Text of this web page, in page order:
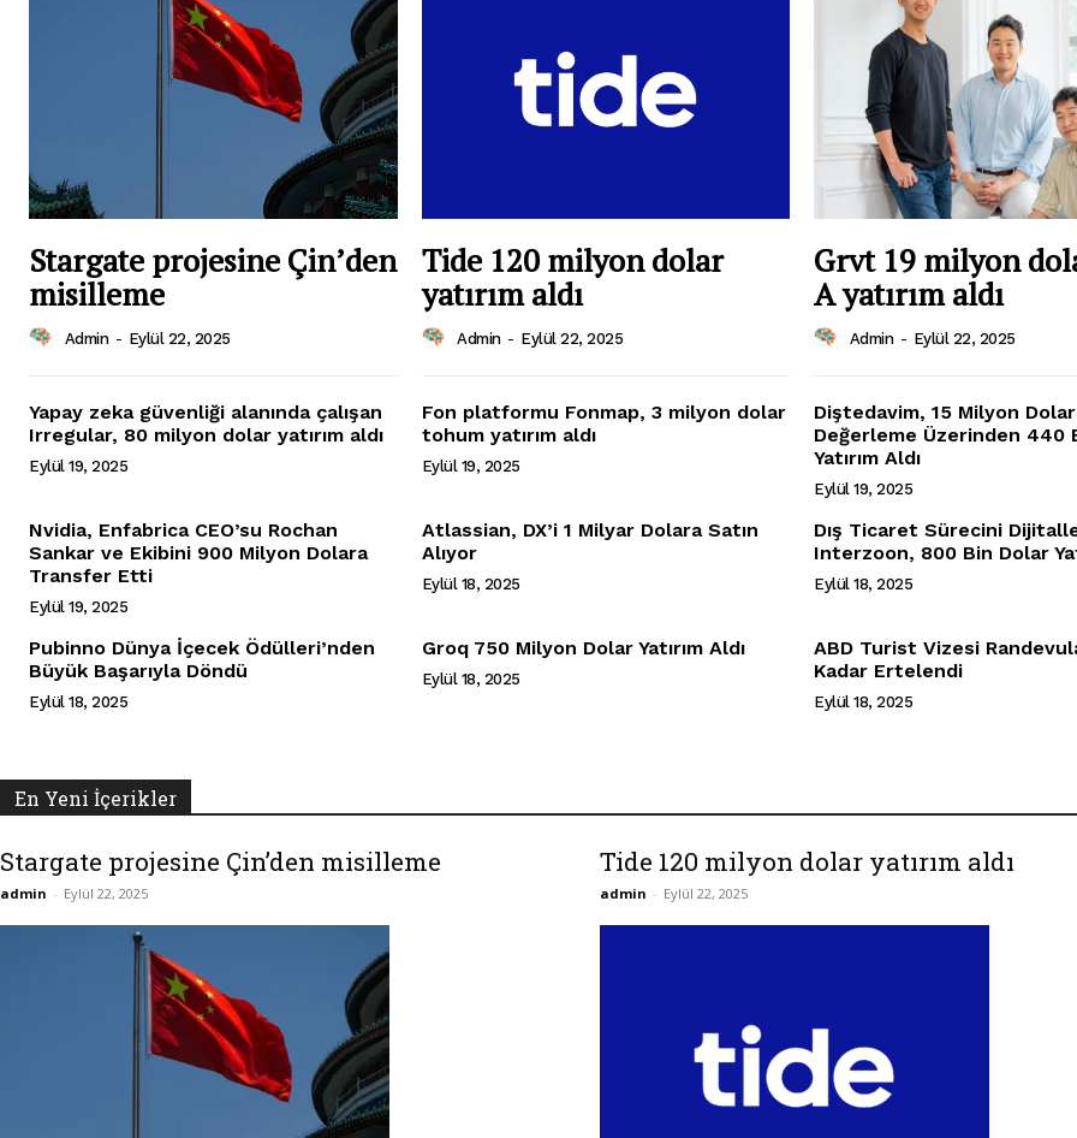
Stargate projesine Çin’den
misilleme
Admin - Eylül 22, 2025
Tide 120 milyon dolar
yatırım aldı
Admin - Eylül 22, 2025
Grvt 19 milyon
A yatırım aldı
Admin - Eylül 22, 2025
Yapay zeka güvenliği alanında çalışan
Irregular, 80 milyon dolar yatırım aldı
Eylül 19, 2025
Fon platformu Fonmap, 3 milyon dolar
tohum yatırım aldı
Eylül 19, 2025
Diştedavim, 15 Milyon Dolar
Değerleme Üzerinden 440
Yatırım Aldı
Eylül 19, 2025
Nvidia, Enfabrica CEO’su Rochan
Sankar ve Ekibini 900 Milyon Dolara
Transfer Etti
Eylül 19, 2025
Atlassian, DX’i 1 Milyar Dolara Satın
Alıyor
Eylül 18, 2025
Dış Ticaret Sürecini
Interzoon, 800 Bin Dolar
Eylül 18, 2025
Pubinno Dünya İçecek Ödülleri’nden
Büyük Başarıyla Döndü
Eylül 18, 2025
Groq 750 Milyon Dolar Yatırım Aldı
Eylül 18, 2025
ABD Turist Vizesi
Kadar Ertelendi
Eylül 18, 2025
En Yeni İçerikler
Stargate projesine Çin’den misilleme
admin - Eylül 22, 2025
Tide 120 milyon dolar yatırım aldı
admin - Eylül 22, 2025